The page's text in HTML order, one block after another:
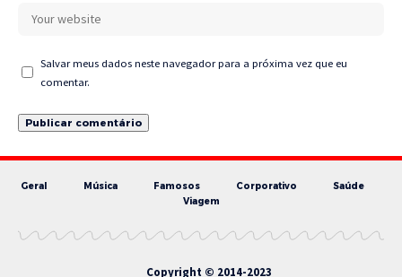
Salvar meus dados neste navegador para a próxima vez que eu
comentar.
Geral Música Famosos Corporativo
Saúde
Viagem
Copyright © 2014-2023